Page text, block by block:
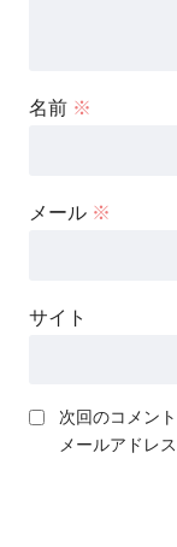
名前 ※
メール ※
サイト
次回のコメン
メールアドレ